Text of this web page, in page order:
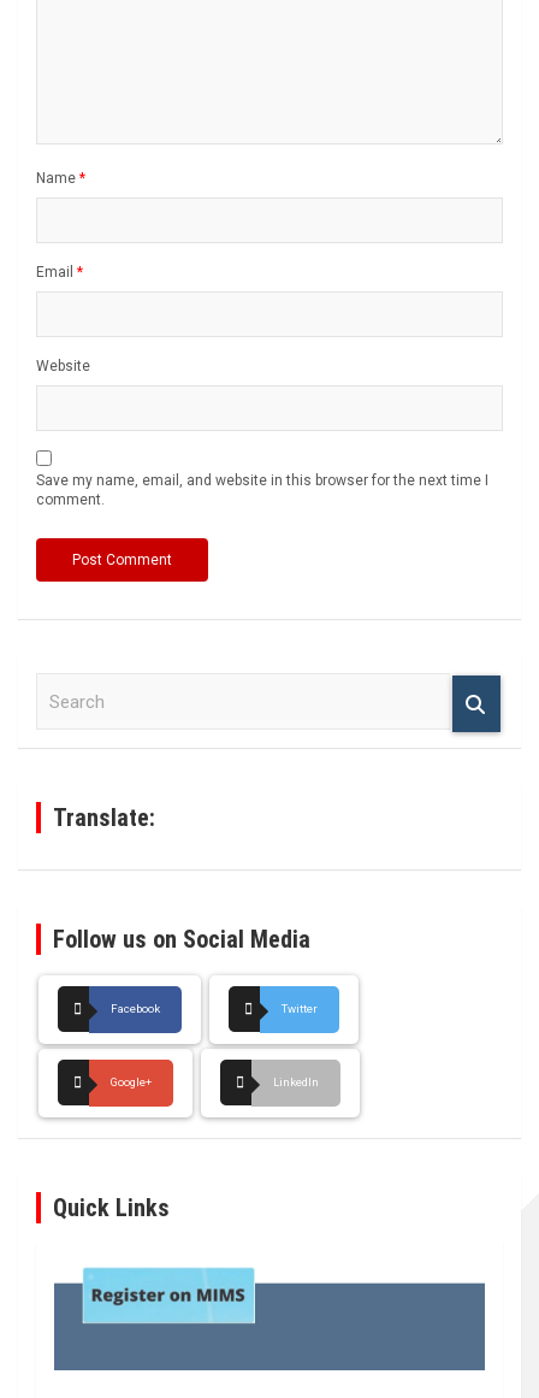
Name *
Email *
Website
Save my name, email, and website in this browser for the next time I
comment.
Translate:
Follow us on Social Media
Facebook Twitter
Google+ LinkedIn
Quick Links